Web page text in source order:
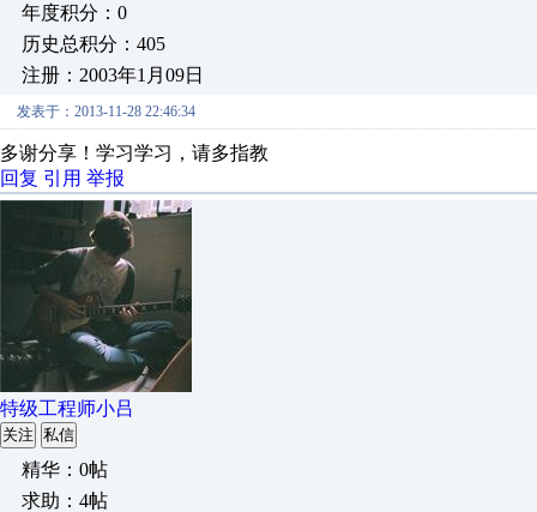
年度积分：0
历史总积分：405
注册：2003年1月09日
发表于：2013-11-28 22:46:34
多谢分享！学习学习，请多指教
回复 引用 举报
特级工程师小吕
关注 私信
精华：0帖
求助：4帖